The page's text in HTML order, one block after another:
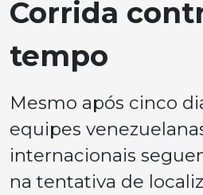
Corrida
tempo
Mesmo após cinco
equipes
internacionais
na tentativa de